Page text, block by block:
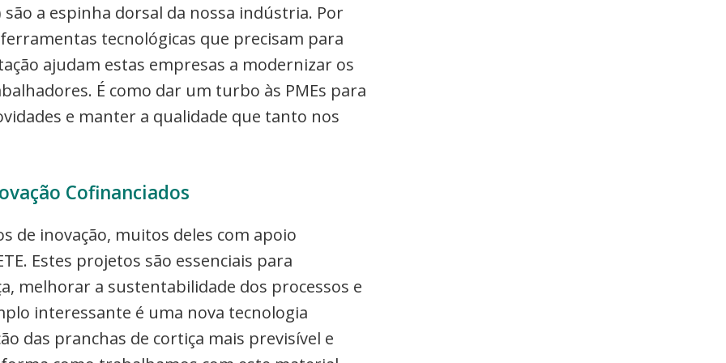
a espinha dorsal da nossa indústria. Por
tecnológicas que precisam para
ajudam estas empresas a modernizar os
É como dar um turbo às PMEs para
e manter a qualidade que tanto nos
Cofinanciados
inovação, muitos deles com apoio
Estes projetos são essenciais para
melhorar a sustentabilidade dos processos e
interessante é uma nova tecnologia
das pranchas de cortiça mais previsível e